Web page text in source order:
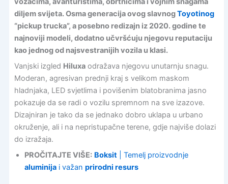
diljem svijeta. Osma generacija ovog slavnogToyotinog
“pickup trucka”, a posebno redizajn iz 2020. godine te
najnoviji modeli, dodatno učvršćuju njegovu reputaciju
kao jednog od najsvestranijih vozila u klasi.
Vanjski izgled Hiluxaodražava njegovu unutarnju snagu.
Moderan, agresivan prednji kraj s velikom maskom
hladnjaka, LED svjetlima i povišenim blatobranima jasno
pokazuje da se radi o vozilu spremnom na sve izazove.
Dizajniran je tako da se jednako dobro uklapa u urbano
okruženje, ali i na nepristupačne terene, gdje najviše dolazi
do izražaja.
PROČITAJTE VIŠE: Boksit| Temelj proizvodnje
aluminijai važan prirodni resurs